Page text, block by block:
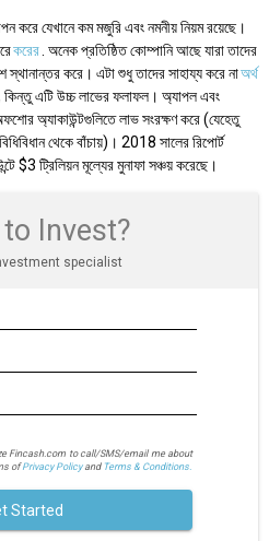
করে যেখানে কম মজুরি এবং নমনীয় নিয়ম রয়েছে।
করের. অনেক প্রতিষ্ঠিত কোম্পানি আছে যারা তাদের
স্থানান্তর করে। এটা শুধু তাদের সাহায্য করে নাঅর্থ
কিন্তু এটি উচ্চ লাভের ফলাফল। অ্যাপল এবং
অ্যাকাউন্টগুলিতে লাভ সংরক্ষণ করে (যেহেতু
থেকে বাঁচায়)। 2018 সালের রিপোর্ট
$3 ট্রিলিয়ন মূল্যের মুনাফা সঞ্চয় করেছে।
to Invest?
specialist
Fincash.com to call/SMS/email me about
ofPrivacy Policyand Terms & Conditions.
Started